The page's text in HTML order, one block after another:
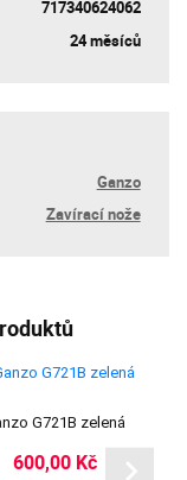
717340624062
24 měsíců
Ganzo
Zavírací nože
G721B zelená
600,00 Kč